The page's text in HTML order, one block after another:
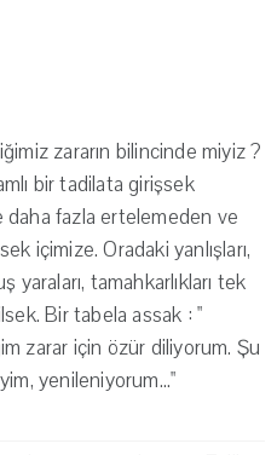
zararın bilincinde miyiz ?
bir tadilata girişsek
daha fazla ertelemeden ve
içimize. Oradaki yanlışları,
yaraları, tamahkarlıkları tek
Bir tabela assak : "
zarar için özür diliyorum. Şu
yenileniyorum..."